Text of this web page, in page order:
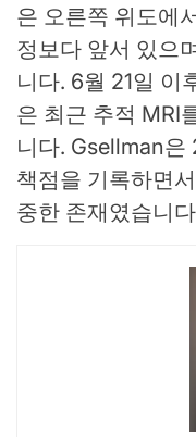
은 오른쪽 위도에
정보다 앞서 있으
니다. 6월 21일 이
은 최근 추적 MRI
니다. Gsellman은
책점을 기록하면
중한 존재였습니